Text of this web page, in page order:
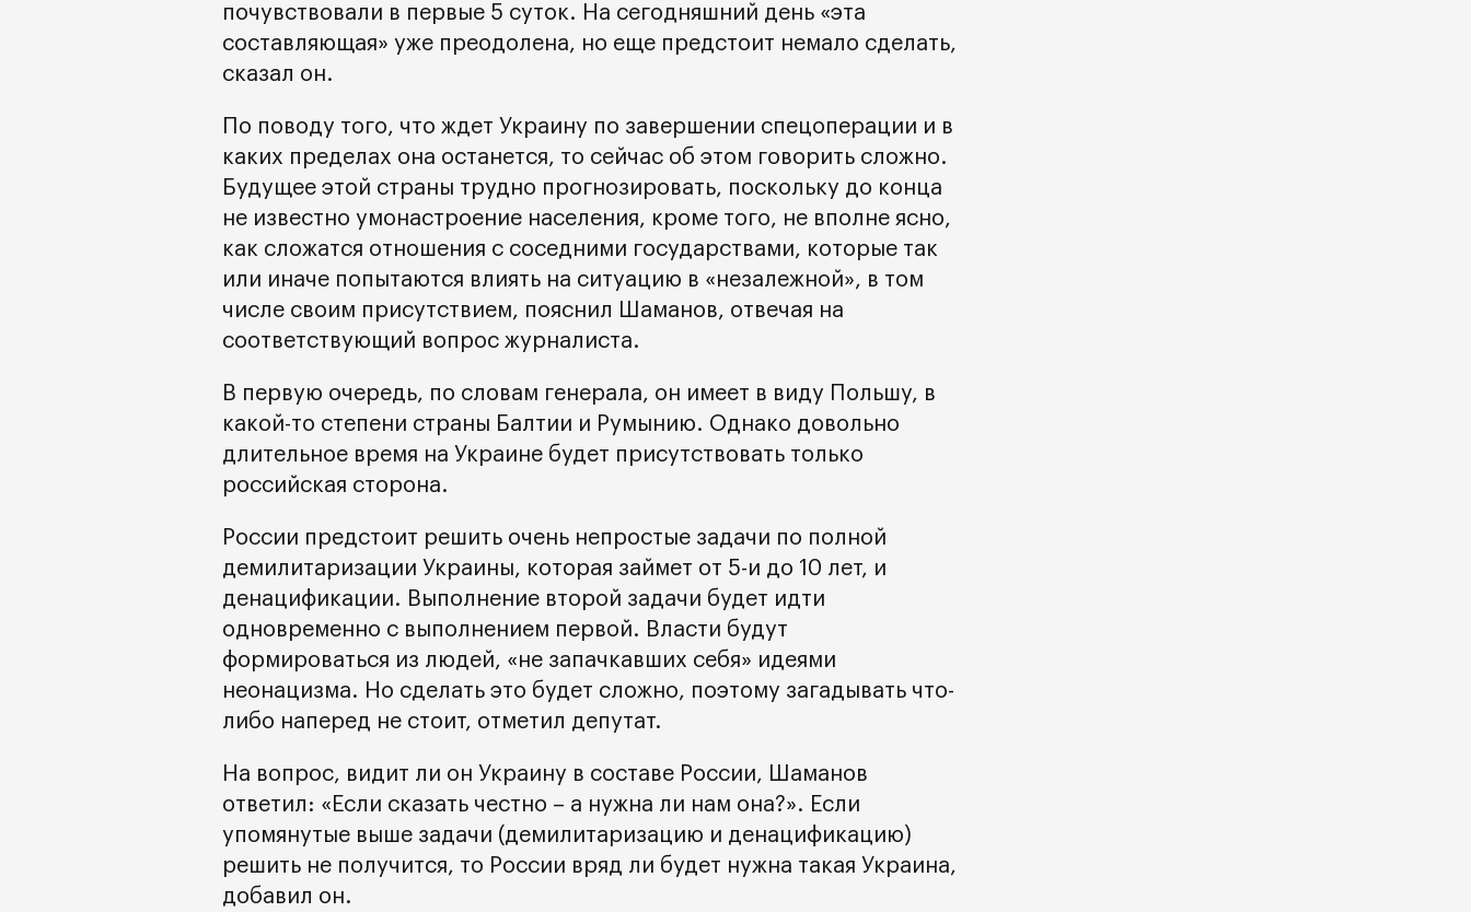
почувствовали в первые 5 суток. На сегодняшний день «эта
составляющая» уже преодолена, но еще предстоит немало сделать,
сказал он.
По поводу того, что ждет Украину по завершении спецоперации и в
каких пределах она останется, то сейчас об этом говорить сложно.
Будущее этой страны трудно прогнозировать, поскольку до конца
не известно умонастроение населения, кроме того, не вполне ясно,
как сложатся отношения с соседними государствами, которые так
или иначе попытаются влиять на ситуацию в «незалежной», в том
числе своим присутствием, пояснил Шаманов, отвечая на
соответствующий вопрос журналиста.
В первую очередь, по словам генерала, он имеет в виду Польшу, в
какой-то степени страны Балтии и Румынию. Однако довольно
длительное время на Украине будет присутствовать только
российская сторона.
России предстоит решить очень непростые задачи по полной
демилитаризации Украины, которая займет от 5-и до 10 лет, и
денацификации. Выполнение второй задачи будет идти
одновременно с выполнением первой. Власти будут
формироваться из людей, «не запачкавших себя» идеями
неонацизма. Но сделать это будет сложно, поэтому загадывать что-
либо наперед не стоит, отметил депутат.
На вопрос, видит ли он Украину в составе России, Шаманов
ответил: «Если сказать честно – а нужна ли нам она?». Если
упомянутые выше задачи (демилитаризацию и денацификацию)
решить не получится, то России вряд ли будет нужна такая Украина,
добавил он.